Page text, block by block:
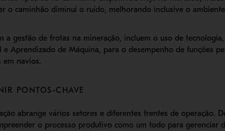
o caminhão diminui o ruído, melhorando inclusive o
a gestão de frotas na mineração, incluem o uso de
Aprendizado de Máquina, para o desempenho de funções
em navios.
PONTOS-CHAVE
abrange vários setores e diferentes frentes de operação.
o processo produtivo como um todo para gerenciar